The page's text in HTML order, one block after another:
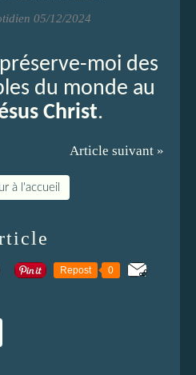
05/12/2024
moi des
du monde au
Christ.
Article suivant »
à l'accueil
Repost 0